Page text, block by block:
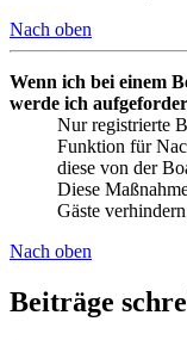
Nach oben
Wenn ich bei einem
werde ich
Nur registrierte
Funktion für
diese von der
Diese
Gäste
Nach oben
Beiträge